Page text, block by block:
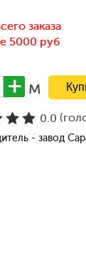
заказа
5000 руб
м
0.0
- завод